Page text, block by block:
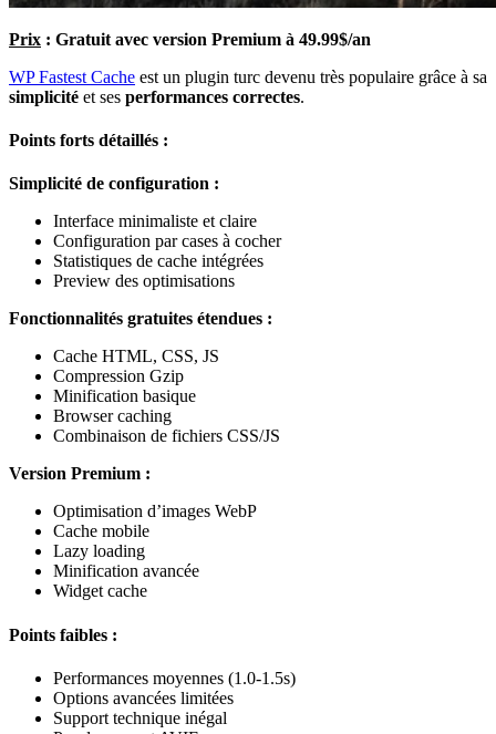
Prix : Gratuit avec version Premium à 49.99$/an
WP Fastest Cache est un plugin turc devenu très populaire grâce à sa
simplicité et ses performances correctes.
Points forts détaillés :
Simplicité de configuration :
Interface minimaliste et claire
Configuration par cases à cocher
Statistiques de cache intégrées
Preview des optimisations
Fonctionnalités gratuites étendues :
Cache HTML, CSS, JS
Compression Gzip
Minification basique
Browser caching
Combinaison de fichiers CSS/JS
Version Premium :
Optimisation d’images WebP
Cache mobile
Lazy loading
Minification avancée
Widget cache
Points faibles :
Performances moyennes (1.0-1.5s)
Options avancées limitées
Support technique inégal